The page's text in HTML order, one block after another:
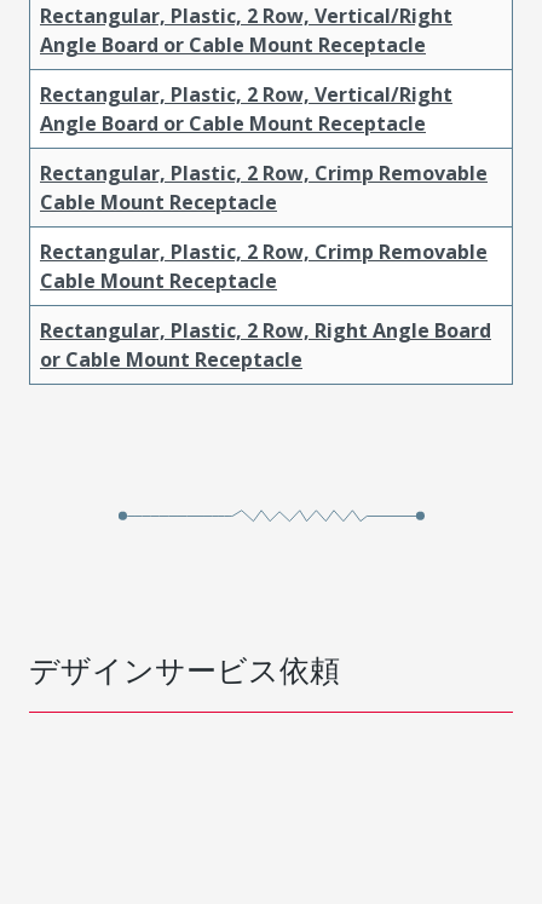
Rectangular, Plastic, 2 Row, Vertical/Right
Angle Board or Cable Mount Receptacle
Rectangular, Plastic, 2 Row, Vertical/Right
Angle Board or Cable Mount Receptacle
Rectangular, Plastic, 2 Row, Crimp Removable
Cable Mount Receptacle
Rectangular, Plastic, 2 Row, Crimp Removable
Cable Mount Receptacle
Rectangular, Plastic, 2 Row, Right Angle Board
or Cable Mount Receptacle
デザインサービス依頼